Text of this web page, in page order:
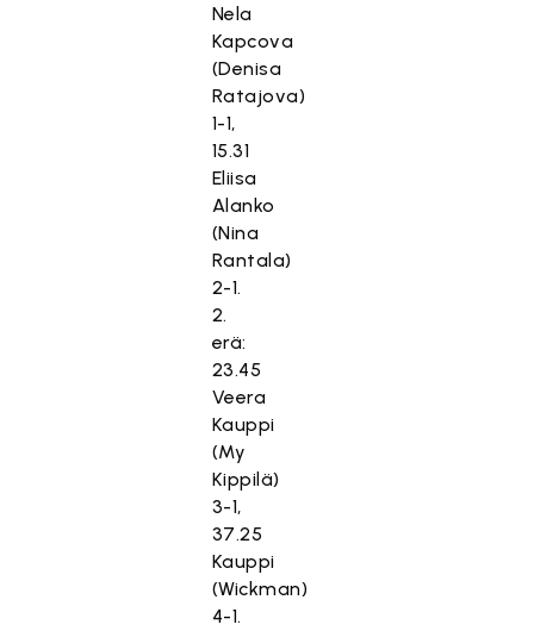
Nela
Kapcova
(Denisa
Ratajova)
1-1,
15.31
Eliisa
Alanko
(Nina
Rantala)
2-1.
2.
erä:
23.45
Veera
Kauppi
(My
Kippilä)
3-1,
37.25
Kauppi
(Wickman)
4-1.